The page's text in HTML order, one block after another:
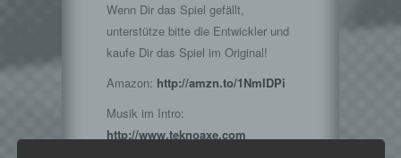
Wenn Dir das Spiel gefällt,
unterstütze bitte die Entwickler und
kaufe Dir das Spiel im Original!
Amazon: http://amzn.to/1NmIDPi
Musik im Intro:
http://www.teknoaxe.com